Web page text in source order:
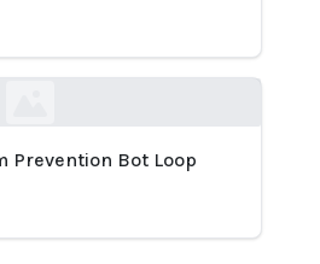
Prevention Bot Loop